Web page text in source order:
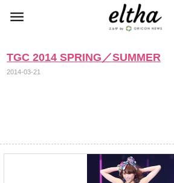
TGC 2014 SPRING／SUMMER
2014-03-21